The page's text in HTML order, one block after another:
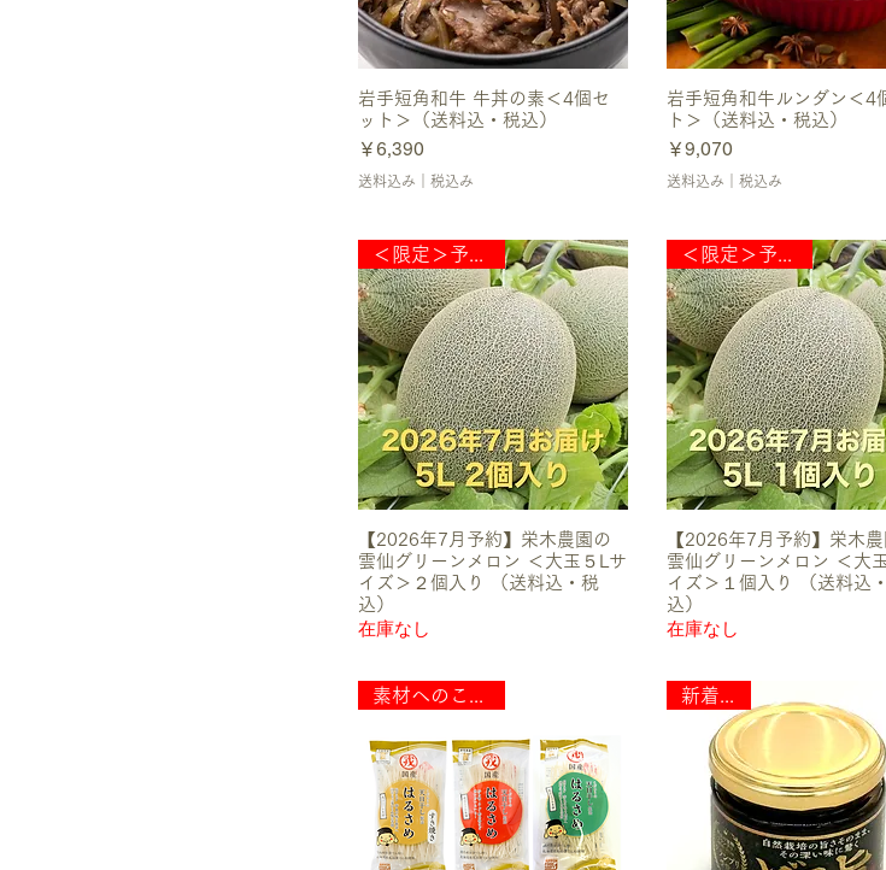
岩手短角和牛 牛丼の素＜4個セ
ット＞（送料込・税込）
価格
￥6,390
送料込み｜税込み
岩手短角和牛ルンダン＜4
ト＞（送料込・税込）
価格
￥9,070
送料込み｜税込み
【2026年7月予約】栄木農園の
雲仙グリーンメロン ＜大玉５Lサ
イズ＞２個入り （送料込・税
込）
在庫なし
【2026年7月予約】栄木
雲仙グリーンメロン ＜大
イズ＞１個入り （送料込
込）
在庫なし